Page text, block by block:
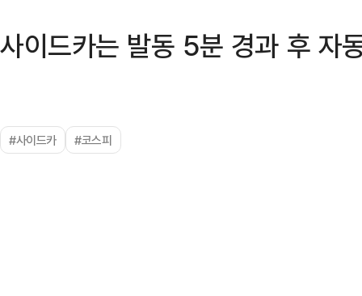
사이드카는 발동 5분 경과 후 자
#사이드카 #코스피